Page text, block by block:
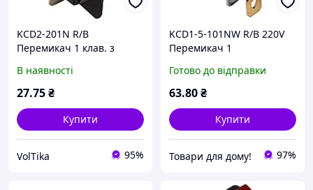
KCD2-201N R/B
Перемикач 1 клав. з
AC/DC червоний
В наявності
27.75₴
Купити
VolTika 95%
KCD1-5-101NW R/B 220V
Перемикач 1
червоний з
підсвічуванням
Готово до відправки
63.80₴
Купити
Товари для дому! 97%